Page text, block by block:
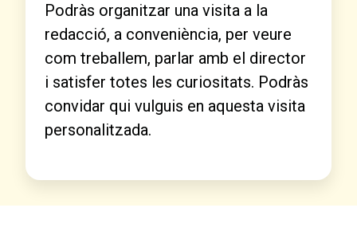
Podràs organitzar una visita a la
redacció, a conveniència, per veure
com treballem, parlar amb el director
i satisfer totes les curiositats. Podràs
convidar qui vulguis en aquesta visita
personalitzada.